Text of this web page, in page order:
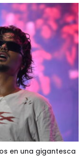
en una gigantesca